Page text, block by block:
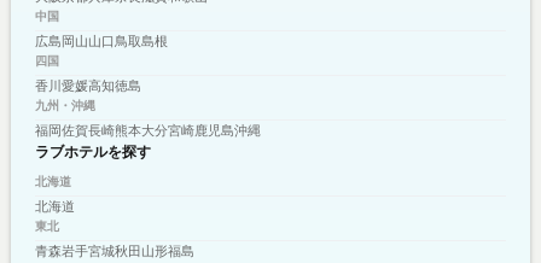
中国
広島 岡山山口鳥取島根
四国
香川 愛媛高知徳島
九州・沖縄
福岡佐賀長崎熊本大分宮崎鹿児島沖縄
ラブホテルを探す
北海道
北海道
東北
青森岩手宮城秋田 山形福島